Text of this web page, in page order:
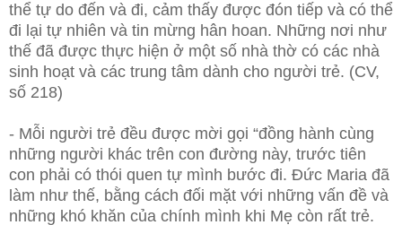
thể tự do đến và đi, cảm thấy được đón tiếp và có thể
đi lại tự nhiên và tin mừng hân hoan. Những nơi như
thế đã được thực hiện ở một số nhà thờ có các nhà
sinh hoạt và các trung tâm dành cho người trẻ. (CV,
số 218)
- Mỗi người trẻ đều được mời gọi “đồng hành cùng
những người khác trên con đường này, trước tiên
con phải có thói quen tự mình bước đi. Đức Maria đã
làm như thế, bằng cách đối mặt với những vấn đề và
những khó khăn của chính mình khi Mẹ còn rất trẻ.